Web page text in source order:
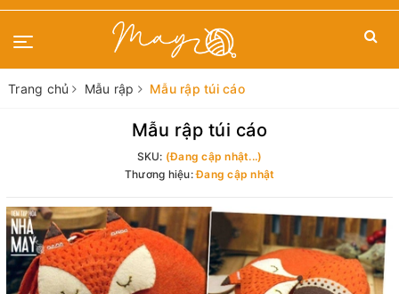
Trang chủ Mẫu rập Mẫu rập túi cáo
Mẫu rập túi cáo
SKU: (Đang cập nhật...)
Thương hiệu:Đang cập nhật